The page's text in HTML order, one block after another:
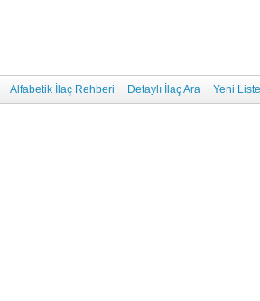
Alfabetik İlaç Rehberi
Detaylı İlaç Ara Yeni